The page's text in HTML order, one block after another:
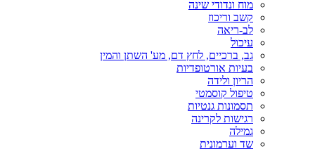
מוח ונדודי שינה
קשב וריכוז
לב-ריאה
עיכול
גב, ברכיים, לחץ דם, מע' השתן והמין
בעיות אורטופדיות
הריון ולידה
טיפול קוסמטי
תסמונות גנטיות
רגישות לקרינה
גמילה
שד וערמונית